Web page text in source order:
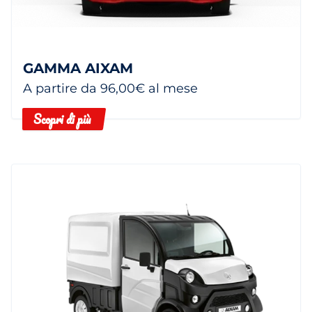
GAMMA AIXAM
A partire da 96,00€ al mese
Scopri di più